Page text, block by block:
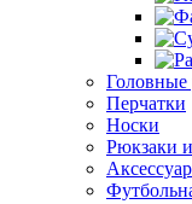
Перчатки
Носки
Рюкзаки